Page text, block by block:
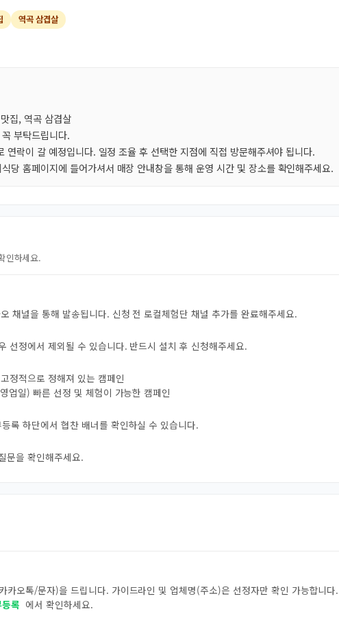
역곡 삼겹살
집, 역곡 삼겹살
부탁드립니다.
락이 갈 예정입니다. 일정 조율 후 선택한 지점에 직접 방문해주셔야 됩니다.
당 홈페이지에 들어가셔서 매장 안내창을 통해 운영 시간 및 장소를 확인해주세요.
인하세요.
채널을 통해 발송됩니다. 신청 전 로컬체험단 채널 추가를 완료해주세요.
선정에서 제외될 수 있습니다. 반드시 설치 후 신청해주세요.
정적으로 정해져 있는 캠페인
업일) 빠른 선정 및 체험이 가능한 캠페인
록 하단에서 협찬 배너를 확인하실 수 있습니다.
문을 확인해주세요.
카오톡/문자)을 드립니다. 가이드라인 및 업체명(주소)은 선정자만 확인 가능합니다.
록 에서 확인하세요.